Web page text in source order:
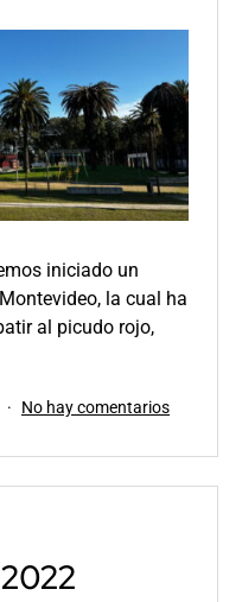
iniciado un
la cual ha
al picudo rojo,
No hay comentariosen
de
piloto